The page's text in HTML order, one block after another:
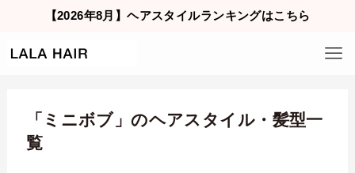
【2026年8月】ヘアスタイルランキングはこちら
「ミニボブ」のヘアスタイル・髪型一
覧